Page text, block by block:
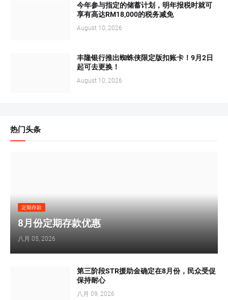
今年参与指定的储蓄计划，明年报税时就可
享有高达RM18,000的税务减免
August 10, 2026
丰隆银行推出蜘蛛侠限定版扣账卡！9月2日
起可去更换！
August 10, 2026
热门头条
定期存款
8月份定期存款优惠
八月 05, 2026
第三阶段STR援助金确定在8月份，民众受促
保持耐心
八月 09, 2026